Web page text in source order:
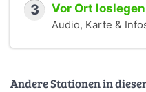
3 Vor Ort
Audio, Karte &
Andere Stationen in